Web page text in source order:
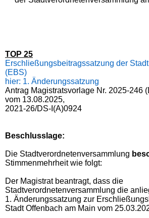
TOP 25
Erschließungsbeitragssatzung der
(EBS)
hier: 1. Änderungssatzung
Antrag Magistratsvorlage Nr. 2025-246
vom 13.08.2025,
2021-26/DS-I(A)0924
Beschlusslage:
Die Stadtverordnetenversammlung
Stimmenmehrheit wie folgt:
Der Magistrat beantragt, dass die
Stadtverordnetenversammlung die
1. Änderungssatzung zur
Stadt Offenbach am Main vom